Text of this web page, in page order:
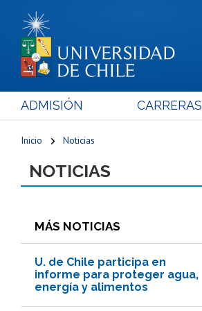
ADMISIÓN CARRERAS
Inicio Noticias
NOTICIAS
MÁS NOTICIAS
U. de Chile participa en
informe para proteger agua,
energía y alimentos